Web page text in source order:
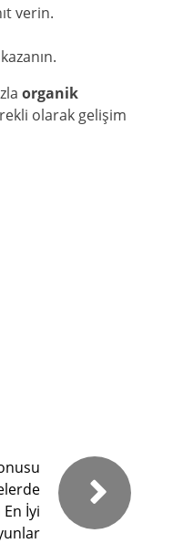
verin.
organik
olarak gelişim
İyi